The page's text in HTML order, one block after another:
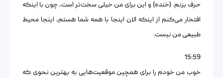
حرف بزنم. (خنده) و این برای من خیلی سخت‌تر است، چون با اینکه
افتخار می‌کنم از اینکه الان اینجا با همه شما هستم، اینجا محیط
طبیعی من نیست.
15:59
خوب من خودم را برای همچین موقعیت‌هایی به بهترین نحوی که